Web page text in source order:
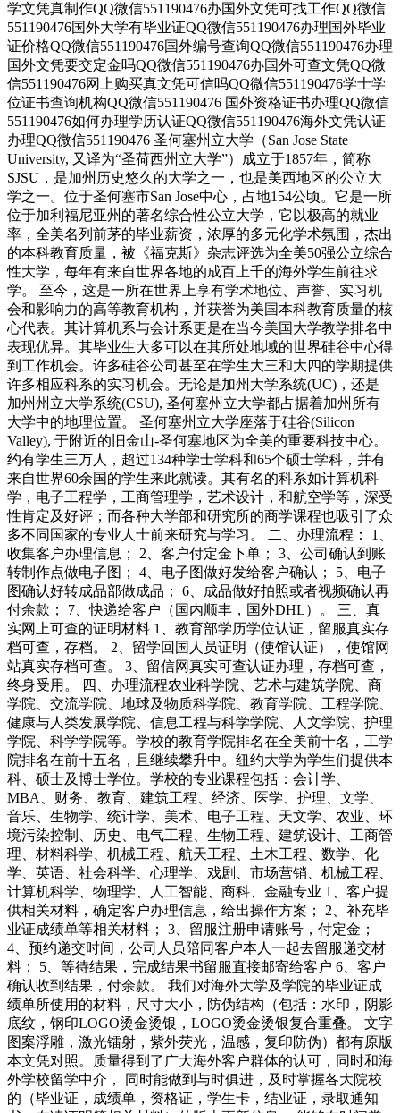
学文凭真制作QQ微信551190476办国外文凭可找工作QQ微信
551190476国外大学有毕业证QQ微信551190476办理国外毕业
证价格QQ微信551190476国外编号查询QQ微信551190476办理
国外文凭要交定金吗QQ微信551190476办国外可查文凭QQ微
信551190476网上购买真文凭可信吗QQ微信551190476学士学
位证书查询机构QQ微信551190476 国外资格证书办理QQ微信
551190476如何办理学历认证QQ微信551190476海外文凭认证
办理QQ微信551190476 圣何塞州立大学（San Jose State
University, 又译为“圣荷西州立大学”）成立于1857年，简称
SJSU，是加州历史悠久的大学之一，也是美西地区的公立大
学之一。位于圣何塞市San Jose中心，占地154公顷。它是一所
位于加利福尼亚州的著名综合性公立大学，它以极高的就业
率，全美名列前茅的毕业薪资，浓厚的多元化学术氛围，杰出
的本科教育质量，被《福克斯》杂志评选为全美50强公立综合
性大学，每年有来自世界各地的成百上千的海外学生前往求
学。 至今，这是一所在世界上享有学术地位、声誉、实习机
会和影响力的高等教育机构，并获誉为美国本科教育质量的核
心代表。其计算机系与会计系更是在当今美国大学教学排名中
表现优异。其毕业生大多可以在其所处地域的世界硅谷中心得
到工作机会。许多硅谷公司甚至在学生大三和大四的学期提供
许多相应科系的实习机会。无论是加州大学系统(UC)，还是
加州州立大学系统(CSU), 圣何塞州立大学都占据着加州所有
大学中的地理位置。 圣何塞州立大学座落于硅谷(Silicon
Valley), 于附近的旧金山-圣何塞地区为全美的重要科技中心。
约有学生三万人，超过134种学士学科和65个硕士学科，并有
来自世界60余国的学生来此就读。其有名的科系如计算机科
学，电子工程学，工商管理学，艺术设计，和航空学等，深受
性肯定及好评；而各种大学部和研究所的商学课程也吸引了众
多不同国家的专业人士前来研究与学习。 二、办理流程： 1、
收集客户办理信息； 2、客户付定金下单； 3、公司确认到账
转制作点做电子图； 4、电子图做好发给客户确认； 5、电子
图确认好转成品部做成品； 6、成品做好拍照或者视频确认再
付余款； 7、快递给客户（国内顺丰，国外DHL）。 三、真
实网上可查的证明材料 1、教育部学历学位认证，留服真实存
档可查，存档。 2、留学回国人员证明（使馆认证），使馆网
站真实存档可查。 3、留信网真实可查认证办理，存档可查，
终身受用。 四、办理流程农业科学院、艺术与建筑学院、商
学院、交流学院、地球及物质科学院、教育学院、工程学院、
健康与人类发展学院、信息工程与科学学院、人文学院、护理
学院、科学学院等。学校的教育学院排名在全美前十名，工学
院排名在前十五名，且继续攀升中。纽约大学为学生们提供本
科、硕士及博士学位。学校的专业课程包括：会计学、
MBA、财务、教育、建筑工程、经济、医学、护理、文学、
音乐、生物学、统计学、美术、电子工程、天文学、农业、环
境污染控制、历史、电气工程、生物工程、建筑设计、工商管
理、材料科学、机械工程、航天工程、土木工程、数学、化
学、英语、社会科学、心理学、戏剧、市场营销、机械工程、
计算机科学、物理学、人工智能、商科、金融专业 1、客户提
供相关材料，确定客户办理信息，给出操作方案； 2、补充毕
业证成绩单等相关材料； 3、留服注册申请账号，付定金；
4、预约递交时间，公司人员陪同客户本人一起去留服递交材
料； 5、等待结果，完成结果书留服直接邮寄给客户 6、客户
确认收到结果，付余款。 我们对海外大学及学院的毕业证成
绩单所使用的材料，尺寸大小，防伪结构（包括：水印，阴影
底纹，钢印LOGO烫金烫银，LOGO烫金烫银复合重叠。 文字
图案浮雕，激光镭射，紫外荧光，温感，复印防伪）都有原版
本文凭对照。质量得到了广大海外客户群体的认可，同时和海
外学校留学中介， 同时能做到与时俱进，及时掌握各大院校
的（毕业证，成绩单，资格证，学生卡，结业证，录取通知